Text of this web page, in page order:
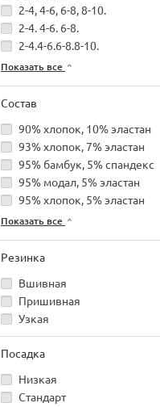
2-4, 4-6, 6-8, 8-10.
2-4. 4-6. 6-8.
2-4.4-6.6-8.8-10.
Показать все
Состав
90% хлопок, 10% эластан
93% хлопок, 7% эластан
95% бамбук, 5% спандекс
95% модал, 5% эластан
95% хлопок, 5% эластан
Показать все
Резинка
Вшивная
Пришивная
Узкая
Посадка
Низкая
Стандарт